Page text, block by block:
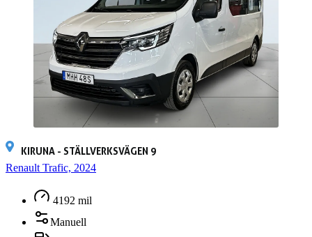
KIRUNA - STÄLLVERKSVÄGEN 9
Renault Trafic, 2024
4192 mil
Manuell